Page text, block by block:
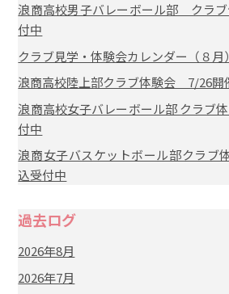
浪商高校男子バレーボール部 クラ
付中
クラブ見学・体験会カレンダー（８月）
浪商高校陸上部クラブ体験会 7/26
浪商高校女子バレーボール部 クラブ
付中
浪商女子バスケットボール部クラ
込受付中
過去ログ
2026年8月
2026年7月